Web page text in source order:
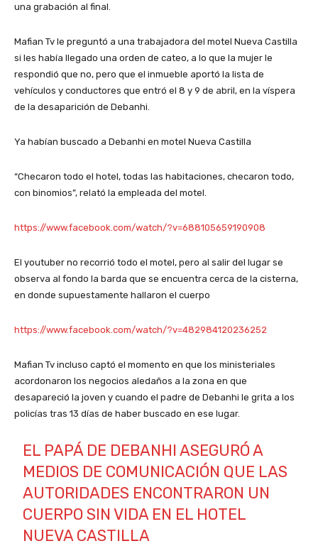
una grabación al final.
Mafian Tv le preguntó a una trabajadora del motel Nueva Castilla
si les había llegado una orden de cateo, a lo que la mujer le
respondió que no, pero que el inmueble aportó la lista de
vehículos y conductores que entró el 8 y 9 de abril, en la víspera
de la desaparición de Debanhi.
Ya habían buscado a Debanhi en motel Nueva Castilla
“Checaron todo el hotel, todas las habitaciones, checaron todo,
con binomios”, relató la empleada del motel.
https://www.facebook.com/watch/?v=688105659190908
El youtuber no recorrió todo el motel, pero al salir del lugar se
observa al fondo la barda que se encuentra cerca de la cisterna,
en donde supuestamente hallaron el cuerpo
https://www.facebook.com/watch/?v=482984120236252
Mafian Tv incluso captó el momento en que los ministeriales
acordonaron los negocios aledaños a la zona en que
desapareció la joven y cuando el padre de Debanhi le grita a los
policías tras 13 días de haber buscado en ese lugar.
EL PAPÁ DE DEBANHI ASEGURÓ A
MEDIOS DE COMUNICACIÓN QUE LAS
AUTORIDADES ENCONTRARON UN
CUERPO SIN VIDA EN EL HOTEL
NUEVA CASTILLA